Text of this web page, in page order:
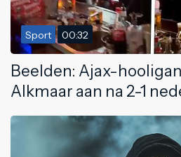
Sport 00:32
Beelden: Ajax-
Alkmaar aan na 2-1